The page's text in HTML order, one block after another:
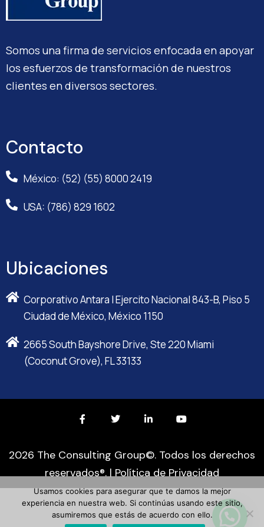
Somos una firma de servicios enfocada en apoyar
los esfuerzos de transformación de nuestros
clientes en diversos sectores.
Contacto
México: (52) (55) 8000 2419
USA: (786) 829 1602
Ubicaciones
Corporativo Antara I Ejercito Nacional 843-B, Piso 5
Ciudad de México, México 1150
2665 South Bayshore Drive, Ste 220 Miami
(Coconut Grove), FL 33133
2026 The Consulting Group©. Todos los derechos
reservados®. |Política de Privacidad
Usamos cookies para asegurar que te damos la mejor
experiencia en nuestra web. Si continúas usando este sitio,
asumiremos que estás de acuerdo con ello.